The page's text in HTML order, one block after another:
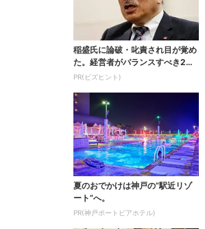
稲盛氏に論破・叱責され目が覚め
た。経営者がバランスすべき2つ
の背反
PR(ビズヒント)
夏のおでかけは神戸の”駅近リゾ
ート”へ。
PR(神戸ポートピアホテル)